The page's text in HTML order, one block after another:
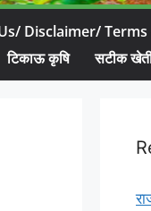
Disclaimer/
टिकाऊ कृषि सटीक